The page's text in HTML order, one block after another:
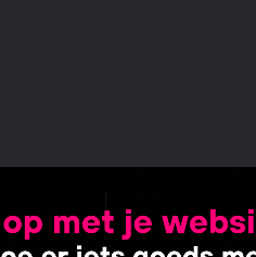
volg je de GIC